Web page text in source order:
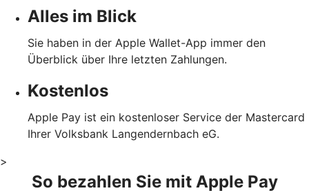
Alles im Blick
Sie haben in der Apple Wallet-App immer den
Überblick über Ihre letzten Zahlungen.
Kostenlos
Apple Pay ist ein kostenloser Service der Mastercard
Ihrer Volksbank Langendernbach eG.
>
So bezahlen Sie mit Apple Pay